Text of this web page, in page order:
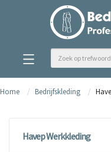
Home Bedrijfskleding
Havep Werkkleding